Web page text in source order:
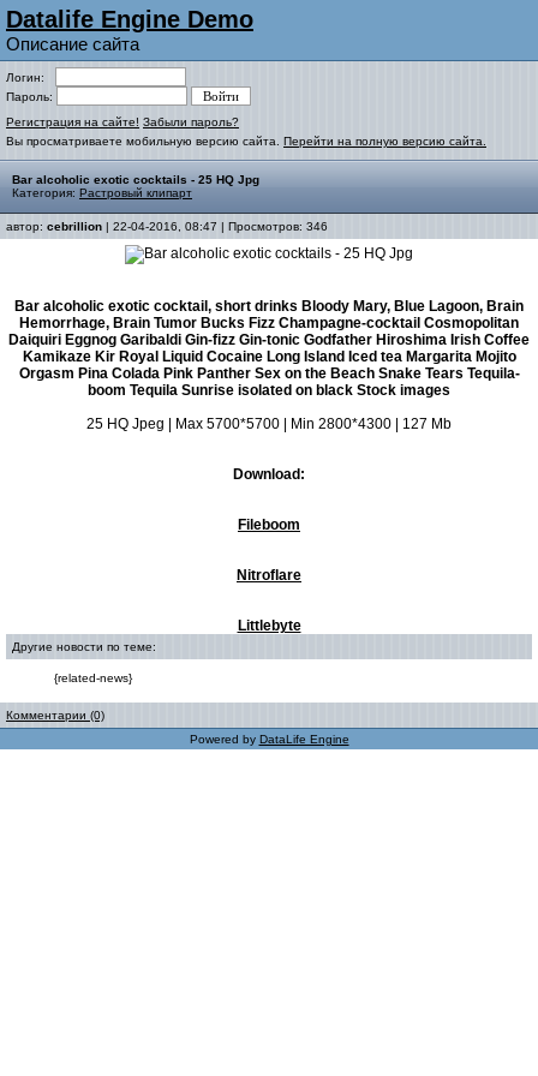
Datalife Engine Demo
Описание сайта
Логин:
Пароль:
Регистрация на сайте! Забыли пароль?
Вы просматриваете мобильную версию сайта. Перейти на полную версию сайта.
Bar alcoholic exotic cocktails - 25 HQ Jpg
Категория: Растровый клипарт
автор: cebrillion | 22-04-2016, 08:47 | Просмотров: 346
Bar alcoholic exotic cocktail, short drinks Bloody Mary, Blue Lagoon, Brain
Hemorrhage, Brain Tumor Bucks Fizz Champagne-cocktail Cosmopolitan
Daiquiri Eggnog Garibaldi Gin-fizz Gin-tonic Godfather Hiroshima Irish Coffee
Kamikaze Kir Royal Liquid Cocaine Long Island Iced tea Margarita Mojito
Orgasm Pina Colada Pink Panther Sex on the Beach Snake Tears Tequila-
boom Tequila Sunrise isolated on black Stock images
25 HQ Jpeg | Max 5700*5700 | Min 2800*4300 | 127 Mb
Download:
Fileboom
Nitroflare
Littlebyte
Другие новости по теме:
{related-news}
Комментарии (0)
Powered by DataLife Engine